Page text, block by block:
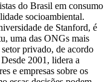
do Brasil em consumo
socioambiental.
de Stanford, é
uma das ONGs mais
privado, de acordo
2001, lidera a
e empresas sobre os